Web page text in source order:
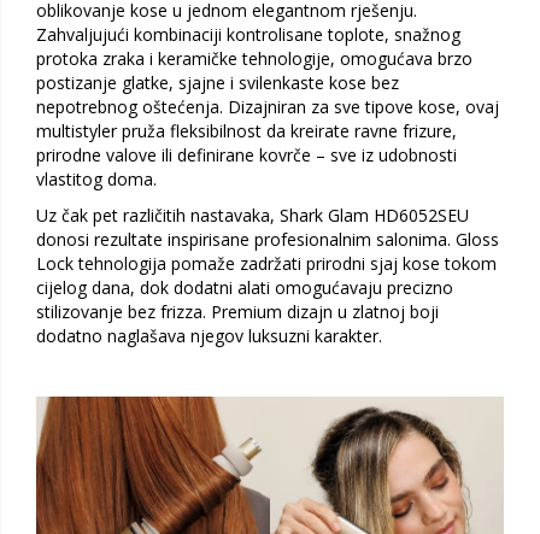
oblikovanje kose u jednom elegantnom rješenju.
Zahvaljujući kombinaciji kontrolisane toplote, snažnog
protoka zraka i keramičke tehnologije, omogućava brzo
postizanje glatke, sjajne i svilenkaste kose bez
nepotrebnog oštećenja. Dizajniran za sve tipove kose, ovaj
multistyler pruža fleksibilnost da kreirate ravne frizure,
prirodne valove ili definirane kovrče – sve iz udobnosti
vlastitog doma.
Uz čak pet različitih nastavaka, Shark Glam HD6052SEU
donosi rezultate inspirisane profesionalnim salonima. Gloss
Lock tehnologija pomaže zadržati prirodni sjaj kose tokom
cijelog dana, dok dodatni alati omogućavaju precizno
stilizovanje bez frizza. Premium dizajn u zlatnoj boji
dodatno naglašava njegov luksuzni karakter.